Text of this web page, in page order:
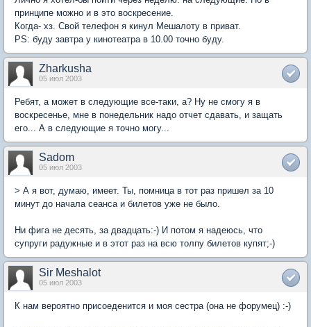
принципе можно и в это воскресение.
Когда- хз. Свой телефон я кинул Мешалоту в приват.
PS: буду завтра у кинотеатра в 10.00 точно буду.
Zharkusha
05 июл 2003
Ребят, а может в следующие все-таки, а? Ну не смогу я в
воскресенье, мне в понедельник надо отчет сдавать, и защать
его... А в следующие я точно могу...
Sadom
05 июл 2003
> А я вот, думаю, имеет. Ты, помница в тот раз пришел за 10
минут до начала сеанса и билетов уже не было.
Ни фига не десять, за двадцать:-) И потом я надеюсь, что
супруги радужные и в этот раз на всю толпу билетов купят;-)
Sir Meshalot
05 июл 2003
К нам вероятно присоеденится и моя сестра (она не форумец) :-)